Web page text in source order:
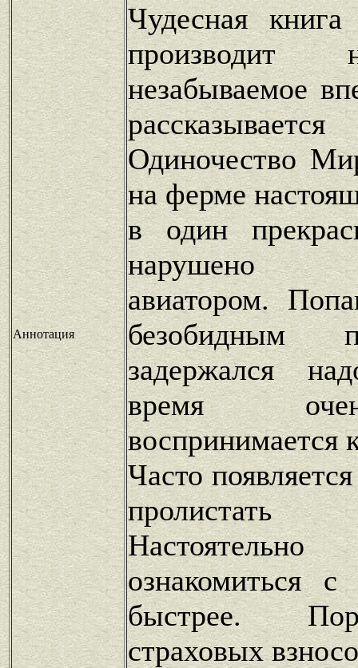
Аннотация
Чудесная
производит
незабываемое
Одиночество
на ферме
в один
нарушено
авиатором.
безобидным
задержался
время
воспринимается
Часто
ознакомиться
быстрее.
страховых